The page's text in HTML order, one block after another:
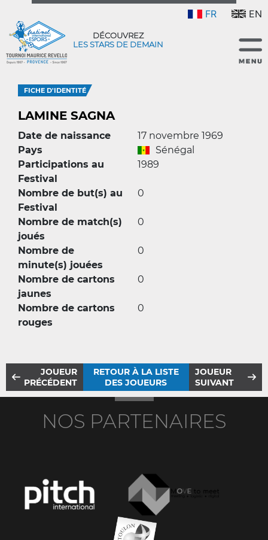
FR EN
DÉCOUVREZ
LES STARS DE DEMAIN
FICHE D'IDENTITÉ
LAMINE SAGNA
Date de naissance
17 novembre 1969
Pays
Sénégal
Participations au
Festival
1989
Nombre de but(s) au
Festival
0
Nombre de match(s)
joués
0
Nombre de
minute(s) jouées
0
Nombre de cartons
jaunes
0
Nombre de cartons
rouges
0
JOUEUR
PRÉCÉDENT
RETOUR À LA LISTE
DES JOUEURS
JOUEUR
SUIVANT
NOS PARTENAIRES